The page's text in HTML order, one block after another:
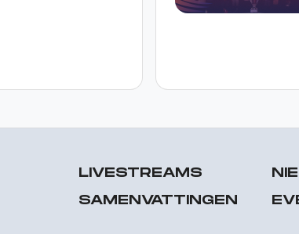
LIVESTREAMS
SAMENVATTINGEN